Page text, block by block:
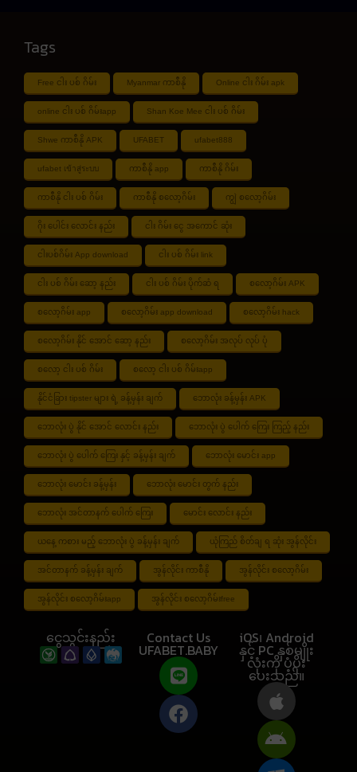
Tags
Free ငါး ပစ် ဂိမ်း Myanmar ကာစီနို Online ငါး ဂိမ်း apk
online ငါး ပစ် ဂိမ်းapp Shan Koe Mee ငါး ပစ် ဂိမ်း
Shwe ကာစီနို APK UFABET ufabet888
ufabet เข้าสู่ระบบ ကာစီနို app ကာစီနို ဂိမ်း
ကာစီနို ငါး ပစ် ဂိမ်း ကာစီနို စလော့ဂိမ်း ကျွဲ စလော့ဂိမ်း
ဂိုး ပေါင်း လောင်း နည်း ငါး ဂိမ်း ငွေ အကောင် ဆုံး
ငါးပစ်ဂိမ်း App download ငါး ပစ် ဂိမ်း link
ငါး ပစ် ဂိမ်း ဆော့ နည်း ငါး ပစ် ဂိမ်း ပိုက်ဆံ ရ စလော့ဂိမ်း APK
စလော့ဂိမ်း app စလော့ဂိမ်း app download စလော့ဂိမ်း hack
စလော့ဂိမ်း နိုင် အောင် ဆော့ နည်း စလော့ဂိမ်း အလုပ် လုပ် ပုံ
စလော့ ငါး ပစ် ဂိမ်း စလော့ ငါး ပစ် ဂိမ်းapp
နိုင်ငံခြား tipster များ ရဲ့ ခန့်မှန်း ချက် ဘောလုံး ခန့်မှန်း APK
ဘောလုံး ပွဲ နိုင် အောင် လောင်း နည်း ဘောလုံး ပွဲ ပေါက် ကြေး ကြည့် နည်း
ဘောလုံး ပွဲ ပေါက် ကြေး နှင့် ခန့်မှန်း ချက် ဘောလုံး မောင်း app
ဘောလုံး မောင်း ခန့်မှန်း ဘောလုံး မောင်း တွက် နည်း
ဘောလုံး အင်တာနက် ပေါက် ကြေး မောင်း လောင်း နည်း
ယနေ့ ကစား မည့် ဘောလုံး ပွဲ ခန့်မှန်း ချက် ယုံကြည် စိတ်ချ ရ ဆုံး အွန်လိုင်း
အင်တာနက် ခန့်မှန်း ချက် အွန်လိုင်း ကာစီနို အွန်လိုင်း စလော့ဂိမ်း
အွန်လိုင်း စလော့ဂိမ်းapp အွန်လိုင်း စလော့ဂိမ်းfree
ငွေသွင်းနည်း Contact Us
UFABET.BABY
iOS၊ Android
နှင့် PC နှစ်မျိုး
လုံးကို ပံ့ပိုး
ပေးသည်။